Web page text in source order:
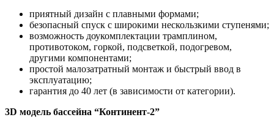
приятный дизайн с плавными формами;
безопасный спуск с широкими нескользкими ступенями;
возможность доукомплектации трамплином,
противотоком, горкой, подсветкой, подогревом,
другими компонентами;
простой малозатратный монтаж и быстрый ввод в
эксплуатацию;
гарантия до 40 лет (в зависимости от категории).
3D модель бассейна “Континент-2”